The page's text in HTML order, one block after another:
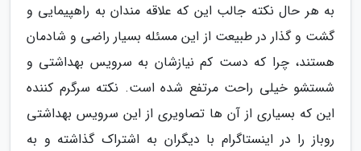
به هر حال نکته جالب این که علاقه مندان به راهپیمایی و
گشت و گذار در طبیعت از این مسئله بسیار راضی و شادمان
هستند، چرا که دست کم نیازشان به سرویس بهداشتی و
شستشو خیلی راحت مرتفع شده است. نکته سرگرم کننده
این که بسیاری از آن ها تصاویری از این سرویس بهداشتی
روباز را در اینستاگرام با دیگران به اشتراک گذاشته و به